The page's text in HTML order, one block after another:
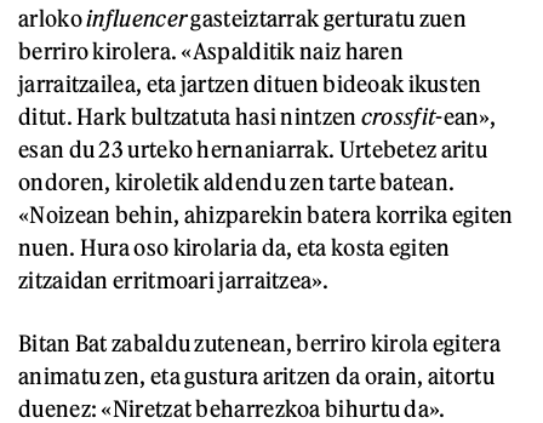
arlokoinfluencergasteiztarrak gerturatu zuen
berriro kirolera. «Aspalditik naiz haren
jarraitzailea, eta jartzen dituen bideoak ikusten
ditut. Hark bultzatuta hasi nintzen crossfit-ean»,
esan du 23 urteko hernaniarrak. Urtebetez aritu
ondoren, kiroletik aldendu zen tarte batean.
«Noizean behin, ahizparekin batera korrika egiten
nuen. Hura oso kirolaria da, eta kosta egiten
zitzaidan erritmoari jarraitzea».
Bitan Bat zabaldu zutenean, berriro kirola egitera
animatu zen, eta gustura aritzen da orain, aitortu
duenez: «Niretzat beharrezkoa bihurtu da».